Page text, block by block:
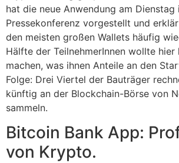
hat die neue Anwendung am Dienstag
Pressekonferenz vorgestellt und
den meisten großen Wallets häufig
Hälfte der TeilnehmerInnen wollte hier
machen, was ihnen Anteile an den
Folge: Drei Viertel der Bauträger
künftig an der Blockchain-Börse von
sammeln.
Bitcoin Bank App:
von Krypto.